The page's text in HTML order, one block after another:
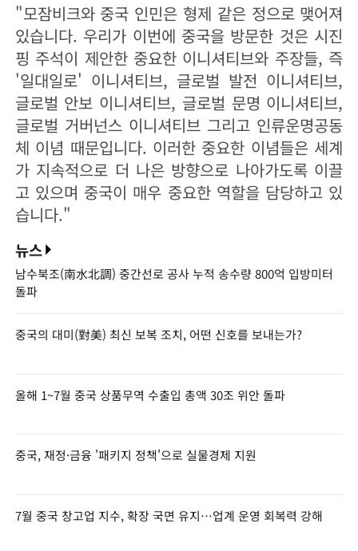
"모잠비크와 중국 인민은 형제 같은 정으로 맺어져
있습니다. 우리가 이번에 중국을 방문한 것은 시진
핑 주석이 제안한 중요한 이니셔티브와 주장들, 즉
'일대일로' 이니셔티브, 글로벌 발전 이니셔티브,
글로벌 안보 이니셔티브, 글로벌 문명 이니셔티브,
글로벌 거버넌스 이니셔티브 그리고 인류운명공동
체 이념 때문입니다. 이러한 중요한 이념들은 세계
가 지속적으로 더 나은 방향으로 나아가도록 이끌
고 있으며 중국이 매우 중요한 역할을 담당하고 있
습니다."
뉴스
남수북조(南水北調) 중간선로 공사 누적 송수량 800억 입방미터
돌파
중국의 대미(對美) 최신 보복 조치, 어떤 신호를 보내는가?
올해 1~7월 중국 상품무역 수출입 총액 30조 위안 돌파
중국, 재정·금융 '패키지 정책'으로 실물경제 지원
7월 중국 창고업 지수, 확장 국면 유지…업계 운영 회복력 강해